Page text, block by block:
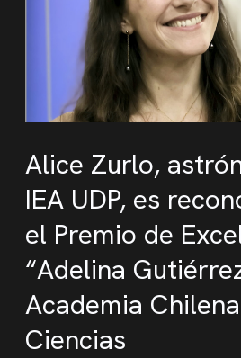
Alice Zurlo,
IEA UDP, es
el Premio de
“Adelina
Academia
Ciencias